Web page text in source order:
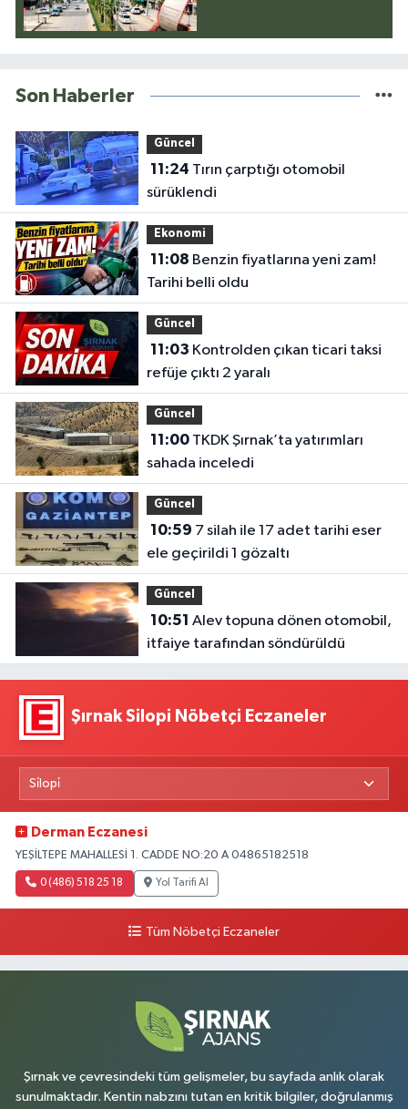
Son Haberler
Güncel
11:24
sürüklendi
Ekonomi
11:08
Tarihi belli oldu
Güncel
11:03
refüje çıktı 2 yaralı
Güncel
11:00TKDK Şırnak’ta yatırımları
sahada inceledi
Güncel
10:59
ele geçirildi 1 gözaltı
Güncel
10:51
itfaiye tarafından söndürüldü
Şırnak Silopi Nöbetçi Eczaneler
Derman Eczanesi
YEŞİLTEPE MAHALLESİ 1. CADDE NO:20 A 04865182518
0 (486) 518 25 18 Yol Tarifi Al
Tüm Nöbetçi Eczaneler
Şırnak ve çevresindeki tüm gelişmeler, bu sayfada anlık olarak
sunulmaktadır. Kentin nabzını tutan en kritik bilgiler, doğrulanmış